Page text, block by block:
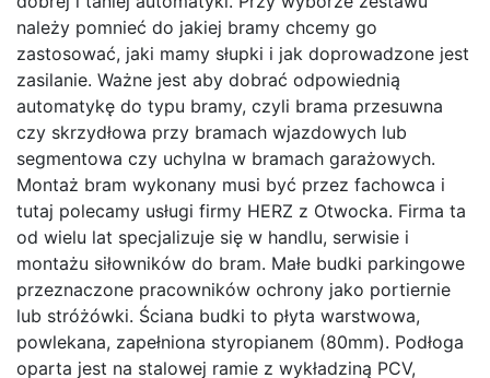
należy pomnieć do jakiej bramy chcemy go
zastosować, jaki mamy słupki i jak doprowadzone jest
zasilanie. Ważne jest aby dobrać odpowiednią
automatykę do typu bramy, czyli brama przesuwna
czy skrzydłowa przy bramach wjazdowych lub
segmentowa czy uchylna w bramach garażowych.
Montaż bram wykonany musi być przez fachowca i
tutaj polecamy usługi firmy HERZ z Otwocka. Firma ta
od wielu lat specjalizuje się w handlu, serwisie i
montażu siłowników do bram. Małe budki parkingowe
przeznaczone pracowników ochrony jako portiernie
lub stróżówki. Ściana budki to płyta warstwowa,
powlekana, zapełniona styropianem (80mm). Podłoga
oparta jest na stalowej ramie z wykładziną PCV,